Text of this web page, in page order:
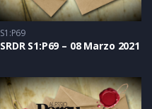
S1:P69
SRDR S1:P69 – 08 Marzo 2021